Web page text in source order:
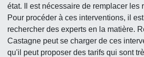
état. Il est nécessaire de remplacer les
Pour procéder à ces interventions, il
rechercher des experts en la matière.
Castagne peut se charger de ces
qu'il peut proposer des tarifs qui sont